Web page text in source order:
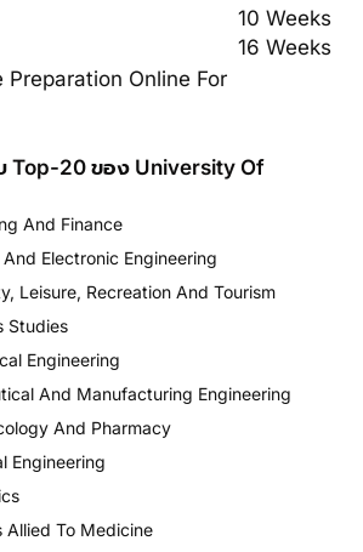
10 Weeks
16 Weeks
Preparation Online For
20 ของ University Of
And Finance
Electronic Engineering
Leisure, Recreation And Tourism
Studies
Engineering
And Manufacturing Engineering
And Pharmacy
Engineering
Allied To Medicine